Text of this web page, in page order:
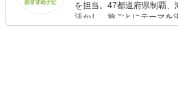
を担当。47都道府県制覇
活かし、旅ごとにテーマを
が得意。また、アパレルシ